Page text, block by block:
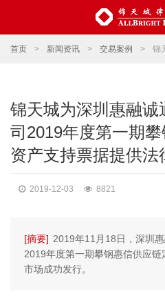
首页 > 新闻资讯 > 交易案例 > 锦天城
锦天城为深圳惠融诚
司2019年度第一期
资产支持票据提供法
2019-12-03 8821
[摘要] 2019年11月18日，深圳
2019年度第一期攀钢惠信供应
市场成功发行。